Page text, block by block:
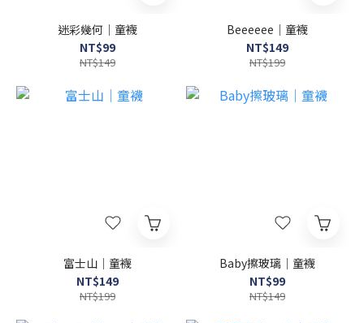
迷彩幾何｜童襪
NT$99
NT$149
Beeeeee｜童襪
NT$149
NT$199
富士山｜童襪
NT$149
NT$199
Baby擦玻璃｜童襪
NT$99
NT$149